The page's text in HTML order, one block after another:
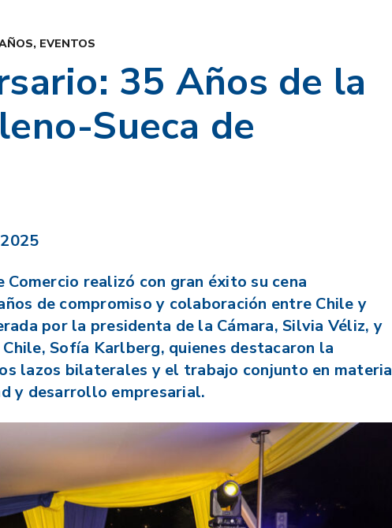
, EVENTOS
35 Años de la
Sueca de
Comercio realizó con gran éxito su cena
de compromiso y colaboración entre Chile y
por la presidenta de la Cámara, Silvia Véliz, y
Sofía Karlberg, quienes destacaron la
lazos bilaterales y el trabajo conjunto en materia
y desarrollo empresarial.